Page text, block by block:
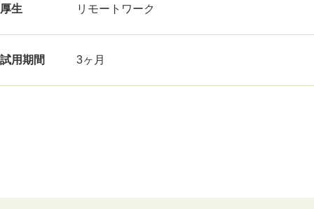
厚生
リモートワーク
試用期間 3ヶ月